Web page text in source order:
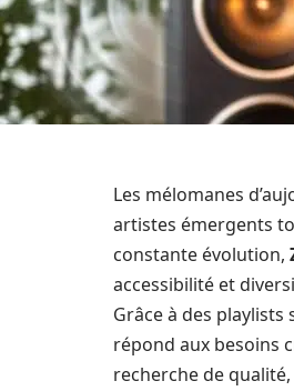
Les mélomanes
artistes émergents
constante évolution,
accessibilité et
Grâce à des
répond aux besoins
recherche de